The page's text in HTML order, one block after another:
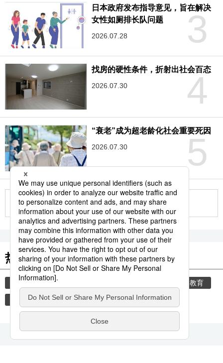
3
日本政府发布指导意见，旨在解决
女性如厕排长队问题
2026.07.28
4
找房的硬性条件，折射出社会百态
2026.07.30
5
“衰老”成为超老龄化社会重要死因
2026.07.30
更多
热门关键词
旅游 时事社新闻 教育
家庭 防灾 日本进阶 健康